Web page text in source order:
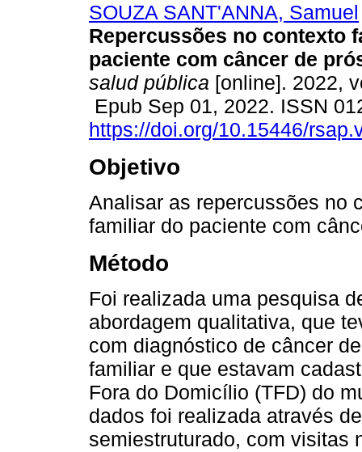
SOUZA SANT'ANNA, Samuel
Repercussões no contexto
paciente com câncer de
salud pública [online]. 2022,
Epub Sep 01, 2022. ISSN
https://doi.org/10.15446/
Objetivo
Analisar as repercussões no
familiar do paciente com
Método
Foi realizada uma pesquisa
abordagem qualitativa, que
com diagnóstico de câncer
familiar e que estavam
Fora do Domicílio (TFD) do
dados foi realizada através
semiestruturado, com visitas